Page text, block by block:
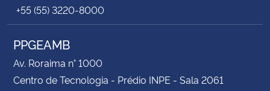
Planalto+55 (55) 3220-8000
PPGEAMB
Av. Roraima n° 1000
Centro de Tecnologia - Prédio INPE - Sala 2061